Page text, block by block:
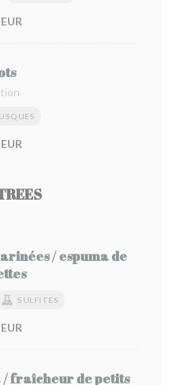
/ espuma de
SULFITES
fraîcheur de petits